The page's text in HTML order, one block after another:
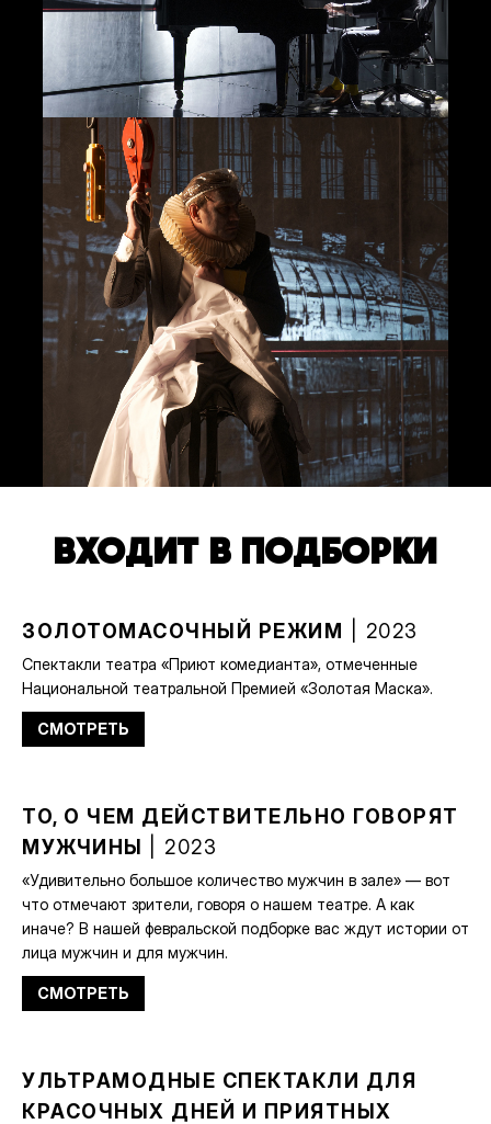
ВХОДИТ В ПОДБОРКИ
ЗОЛОТОМАСОЧНЫЙ РЕЖИМ | 2023
Спектакли театра «Приют комедианта», отмеченные
Национальной театральной Премией «Золотая Маска».
СМОТРЕТЬ
ТО, О ЧЕМ ДЕЙСТВИТЕЛЬНО ГОВОРЯТ
МУЖЧИНЫ
| 2023
«Удивительно большое количество мужчин в зале» — вот
что отмечают зрители, говоря о нашем театре. А как
иначе? В нашей февральской подборке вас ждут истории от
лица мужчин и для мужчин.
СМОТРЕТЬ
УЛЬТРАМОДНЫЕ СПЕКТАКЛИ ДЛЯ
КРАСОЧНЫХ ДНЕЙ И ПРИЯТНЫХ